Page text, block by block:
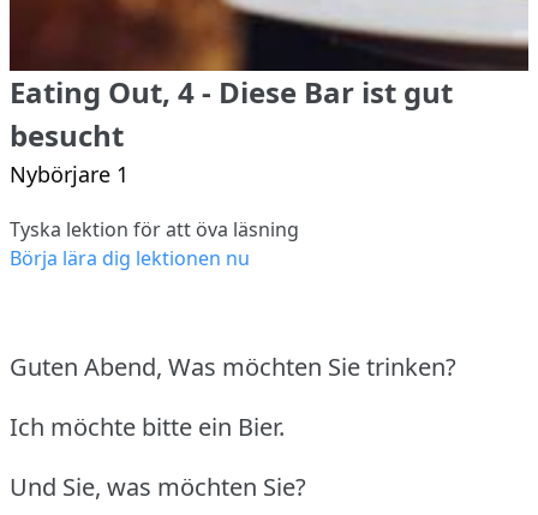
Eating Out, 4 - Diese Bar ist gut
besucht
Nybörjare 1
Tyska lektion för att öva läsning
Börja lära dig lektionen nu
Guten Abend, Was möchten Sie trinken?
Ich möchte bitte ein Bier.
Und Sie, was möchten Sie?